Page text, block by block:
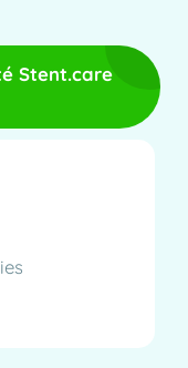
Stent.care